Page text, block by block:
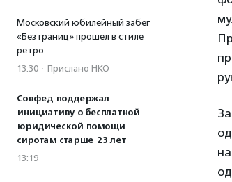
Московский юбилейный забег
«Без границ» прошел в стиле
ретро
13:30 · Прислано НКО
Совфед поддержал
инициативу о бесплатной
юридической помощи
сиротам старше 23 лет
13:19